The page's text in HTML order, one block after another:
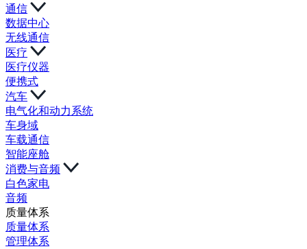
通信
数据中心
无线通信
医疗
医疗仪器
便携式
汽车
电气化和动力系统
车身域
车载通信
智能座舱
消费与音频
白色家电
音频
质量体系
质量体系
管理体系